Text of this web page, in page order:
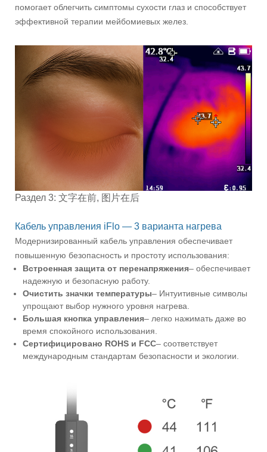
помогает облегчить симптомы сухости глаз и способствует
эффективной терапии мейбомиевых желез.
Раздел 3: 文字在前, 图片在后
Кабель управления iFlo — 3 варианта нагрева
Модернизированный кабель управления обеспечивает
повышенную безопасность и простоту использования:
Встроенная защита от перенапряжения– обеспечивает
надежную и безопасную работу.
Очистить значки температуры– Интуитивные символы
упрощают выбор нужного уровня нагрева.
Большая кнопка управления– легко нажимать даже во
время спокойного использования.
Сертифицировано ROHS и FCC– соответствует
международным стандартам безопасности и экологии.